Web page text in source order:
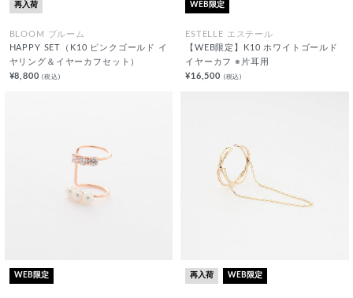
再入荷
BLOOM ブルーム
HAPPY SET（K10 ピンクゴールド イ
ヤリング＆イヤーカフセット）
¥8,800(税込)
WEB限定
ESTELLE エステール
【WEB限定】K10 ホワイトゴールド
イヤーカフ ※片耳用
¥16,500 (税込)
WEB限定 再入荷 WEB限定